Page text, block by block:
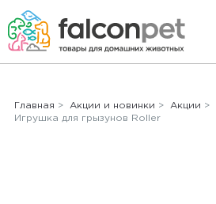
Главная > Акции и новинки > Акции >
Игрушка для грызунов Roller